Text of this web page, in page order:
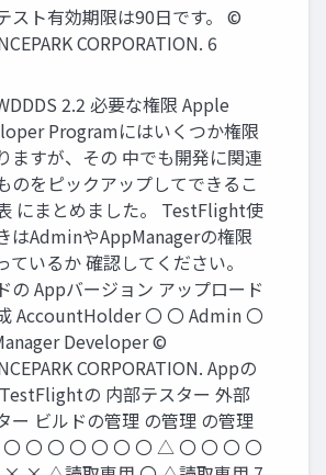
スト有効期限は90日です。 ©
CORPORATION. 6
2.2 必要な権限 Apple
Programにはいくつか権限
ますが、その 中でも開発に関連
のをピックアップしてできるこ
にまとめました。 TestFlight使
はAdminやAppManagerの権限
ているか 確認してください。
の Appバージョン アップロード
AccountHolder 〇 〇 Admin 〇
Developer ©
CORPORATION. Appの
の 内部テスター 外部
ー ビルドの管理 の管理 の管理
〇 〇 〇 〇 〇 〇 △ 〇 〇 〇 〇